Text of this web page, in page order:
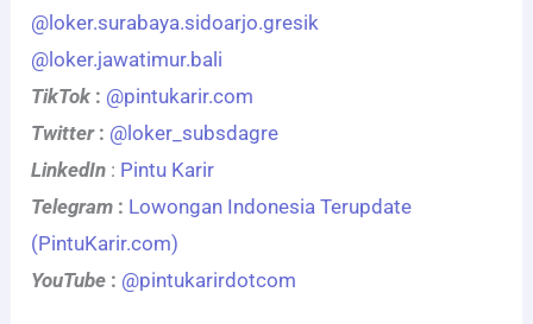
@loker.surabaya.sidoarjo.gresik
@loker.jawatimur.bali
TikTok : @pintukarir.com
Twitter: @loker_subsdagre
LinkedIn : Pintu Karir
Telegram : Lowongan Indonesia Terupdate
(PintuKarir.com)
YouTube : @pintukarirdotcom